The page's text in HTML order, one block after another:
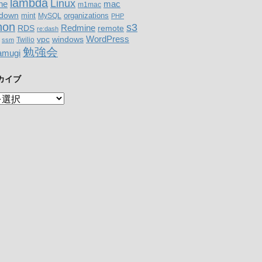
lambda Linux m1mac mac
mint MySQL organizations PHP
RDS re:dash Redmine remote s3
ssm Twilio vpc windows WordPress
勉強会
イブ